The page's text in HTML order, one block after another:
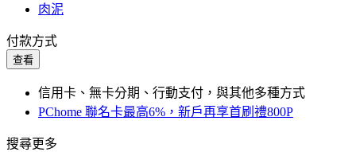
肉泥
付款方式
查看
信用卡、無卡分期、行動支付，與其他多種方式
PChome 聯名卡最高6%，新戶再享首刷禮800P
搜尋更多